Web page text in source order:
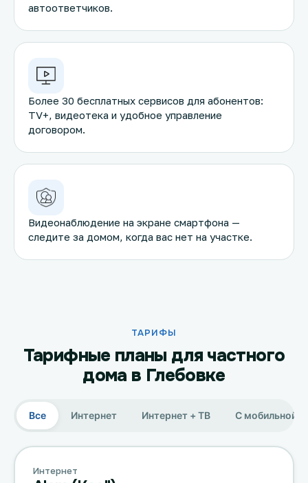
автоответчиков.
Более 30 бесплатных сервисов для абонентов:
TV+, видеотека и удобное управление
договором.
Видеонаблюдение на экране смартфона —
следите за домом, когда вас нет на участке.
ТАРИФЫ
Тарифные планы для частного
дома в Глебовке
Все Интернет Интернет + ТВ С мобильной
Интернет